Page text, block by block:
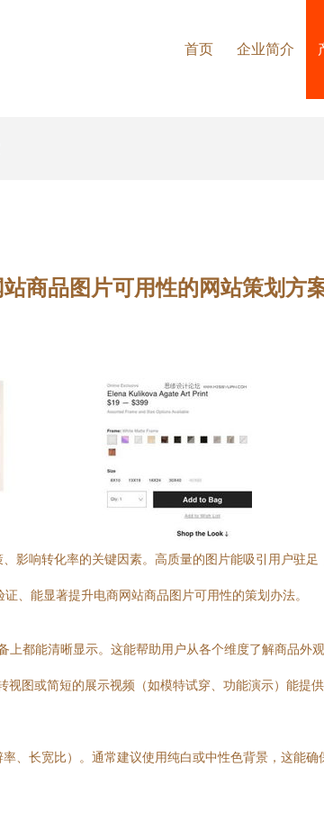
首页 企业简介
商品图片可用性的网站策划方
影响转化率的关键因素。高质量的图片能吸引用户驻足
、能显著提升电商网站商品图片可用性的策划办法。
都能清晰显示。这能帮助用户从各个维度了解商品外
视图或简短的展示视频（如模特试穿、功能演示）能提
、长宽比）。通常建议使用纯白或中性色背景，这能